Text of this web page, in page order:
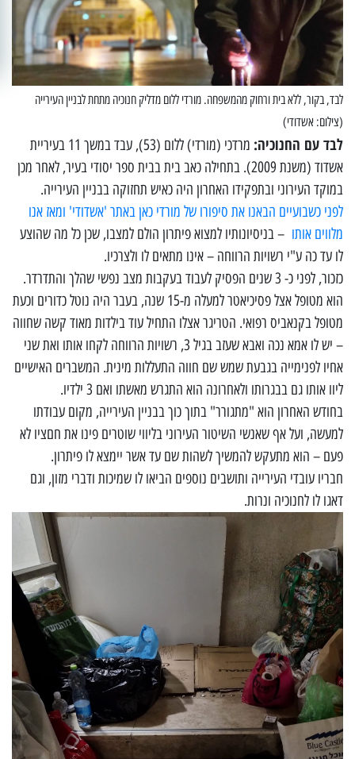
לבד, בקור, ללא בית ורחוק מהמשפחה. מורדי ללום מדליק חנוכיה מתחת לבניין העירייה
(צילום: אשדודי)
לבד עם החנוכיה:
מרדכי (מורדי) ללום (53), עבד במשך 11 בעיריית
אשדוד (משנת 2009). בתחילה כאב בית בבית ספר יסודי בעיר, לאחר מכן
במוקד העירוני ובתפקידו האחרון היה כאיש תחזוקה בבניין העירייה.
לפני כשבועיים הבאנו את סיפורו של מורדי כאן באתר 'אשדודי' ומאז אנו
מלווים אותו – בניסיונותיו למצוא פיתרון הולם למצבו, שכן כל מה שהוצע
לו עד כה ע"י רשויות הרווחה – אינו מתאים לו ולצרכיו.
כזכור, לפני כ- 3 שנים הפסיק לעבוד בעקבות מצב נפשי שהלך והתדרדר.
הוא מטופל אצל פסיכיאטר למעלה מ-15 שנה, בעבר היה נוטל כדורים וכעת
מטופל בקנאביס רפואי. הטריגר אצלו התחיל עוד בילדות מאוד קשה שחווה
– יש לו אמא נכה ואבא שעזב בגיל 3, רשויות הרווחה לקחו אותו ואת שני
אחיו לפנימייה בגבעת שמש שם חווה התעללות מינית. המשברים האישיים
ליוו אותו גם בבגרותו ולאחרונה הוא התגרש מאשתו ואם 3 ילדיו.
בחודש האחרון הוא "מתגורר" בתוך כוך בבניין העירייה, מקום עבודתו
למעשה, ועל אף שאנשי השיטור העירוני בליווי שוטרים פינו את חםציו לא
פעם – הוא מתעקש להמשיך לשהות שם עד אשר יימצא לו פיתרון.
חבריו עובדי העירייה ותושבים נוספים הביאו לו שמיכות ודברי מזון, וגם
דאגו לו לחנוכיה ונרות.